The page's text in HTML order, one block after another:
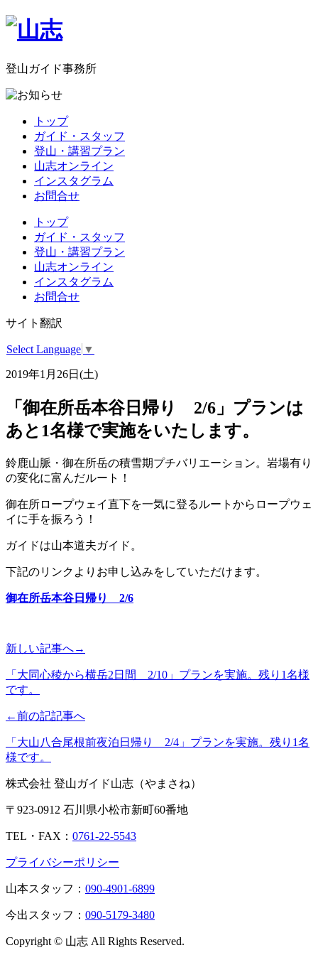
登山ガイド事務所
トップ
ガイド・スタッフ
登山・講習プラン
山志オンライン
インスタグラム
お問合せ
トップ
ガイド・スタッフ
登山・講習プラン
山志オンライン
インスタグラム
お問合せ
サイト翻訳
Select Language ▼
2019年1月26日(土)
「御在所岳本谷日帰り 2/6」プランは
あと1名様で実施をいたします。
鈴鹿山脈・御在所岳の積雪期プチバリエーション。岩場有り
の変化に富んだルート！
御在所ロープウェイ直下を一気に登るルートからロープウェ
イに手を振ろう！
ガイドは山本道夫ガイド。
下記のリンクよりお申し込みをしていただけます。
御在所岳本谷日帰り 2/6
新しい記事へ→
「大同心稜から横岳2日間 2/10」プランを実施。残り1名様
です。
←前の記記事へ
「大山八合尾根前夜泊日帰り 2/4」プランを実施。残り1名
様です。
株式会社 登山ガイド山志（やまさね）
〒923-0912 石川県小松市新町60番地
TEL・FAX： 0761-22-5543
プライバシーポリシー
山本スタッフ： 090-4901-6899
今出スタッフ： 090-5179-3480
Copyright © 山志 All Rights Reserved.